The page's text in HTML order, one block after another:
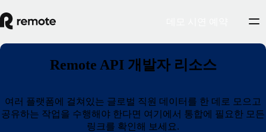
Remote API 개발자 리소스
여러 플랫폼에 걸쳐있는 글로벌 직원 데이터를 한 데로 모으고
공유하는 작업을 수행해야 한다면 여기에서 통합에 필요한 모든
링크를 확인해 보세요.